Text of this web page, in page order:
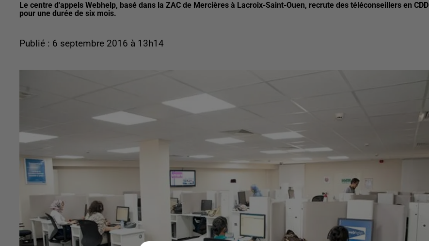
Le centre d'appels Webhelp, basé dans la ZAC de Mercières à Lacroix-Saint-Ouen, recrute des téléconseillers en CDD
pour une durée de six mois.
Publié : 6 septembre 2016 à 13h14